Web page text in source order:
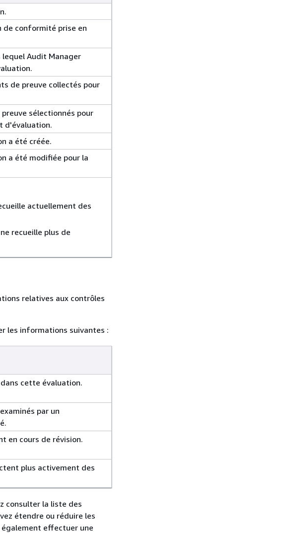
de conformité prise en
Audit Manager
de preuve collectés pour
sélectionnés pour
d'évaluation.
a été créée.
a été modifiée pour la
actuellement des
recueille plus de
relatives aux contrôles
les informations suivantes :
cette évaluation.
par un
en cours de révision.
plus activement des
consulter la liste des
étendre ou réduire les
également effectuer une